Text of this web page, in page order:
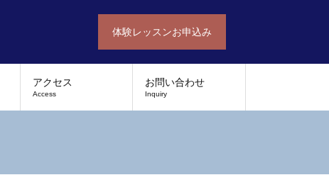
体験レッスンお申込み
アクセス
Access
お問い合わせ
Inquiry